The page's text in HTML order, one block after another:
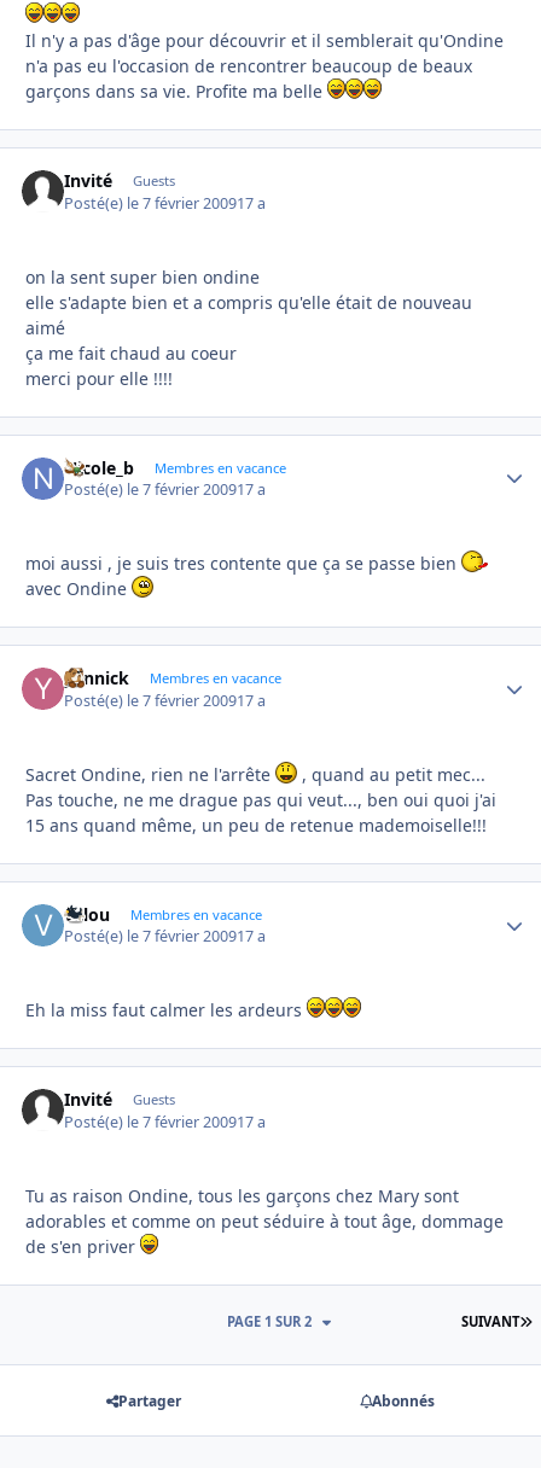
Il n'y a pas d'âge pour découvrir et il semblerait qu'Ondine
n'a pas eu l'occasion de rencontrer beaucoup de beaux
garçons dans sa vie. Profite ma belle
Invité Guests
Posté(e) le 7 février 200917 a
on la sent super bien ondine
elle s'adapte bien et a compris qu'elle était de nouveau
aimé
ça me fait chaud au coeur
merci pour elle !!!!
Nicole_b Membres en vacance
Posté(e) le 7 février 200917 a
moi aussi , je suis tres contente que ça se passe bien
avec Ondine
yannick Membres en vacance
Posté(e) le 7 février 200917 a
Sacret Ondine, rien ne l'arrête
, quand au petit mec...
Pas touche, ne me drague pas qui veut..., ben oui quoi j'ai
15 ans quand même, un peu de retenue mademoiselle!!!
valou Membres en vacance
Posté(e) le 7 février 200917 a
Eh la miss faut calmer les ardeurs
Invité Guests
Posté(e) le 7 février 200917 a
Tu as raison Ondine, tous les garçons chez Mary sont
adorables et comme on peut séduire à tout âge, dommage
de s'en priver
SUIVANT
PAGE 1 SUR 2
Partager Abonnés